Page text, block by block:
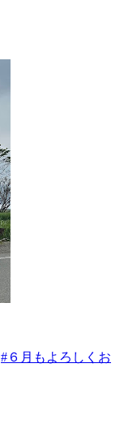
#６月もよろしくお